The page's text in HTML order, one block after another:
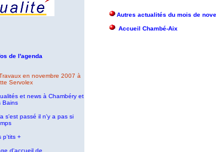
Autres actualités du mois de
Accueil Chambé-Aix
de l'agenda
en novembre 2007 à
Servolex
et news à Chambéry et
Bains
s'est passé il n'y a pas si
p'tits +
d'accueil de